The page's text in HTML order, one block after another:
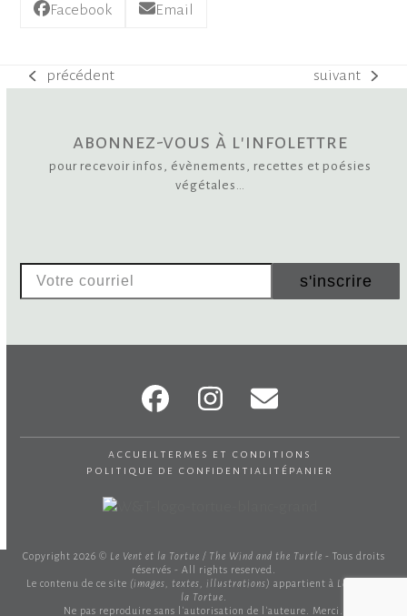
Facebook Email
previous
précédent
next
suivant
abonnez-vous à l'infolettre
pour recevoir infos, évènements, recettes et poésies
végétales…
Votre
s'inscrire
FacebookInstagram
Email
accueil termes et conditions
politique de confidentialité panier
Copyright 2026 © Le Vent et la Tortue / The Wind and the Turtle - Tous droits
réservés - All rights reserved.
Le contenu de ce site (images, textes, illustrations) appartient à Le Vent et
la Tortue
Ne pas reproduire sans l'autorisation de l'auteure. Merci.